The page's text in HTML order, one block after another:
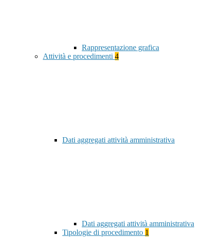
Rappresentazione grafica
Attività e procedimenti 4
Dati aggregati attività amministrativa
Dati aggregati attività amministrativa
Tipologie di procedimento 1